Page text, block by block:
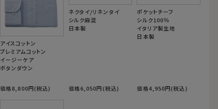
アイスコットン
プレミアムコットン
イージーケア
ボタンダウン
価格8,800円(税込)
ネクタイ/リネンタイ
シルク麻混
日本製
価格6,050円(税込)
ポケットチーフ
シルク100％
イタリア製生地
日本製
価格4,950円(税込)